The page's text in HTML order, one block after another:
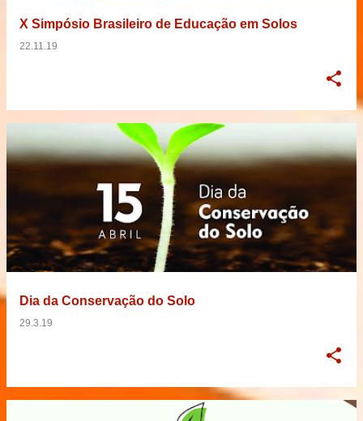
X Simpósio Brasileiro de Educação em Solos
22.11.19
Dia da Conservação do Solo
29.3.19